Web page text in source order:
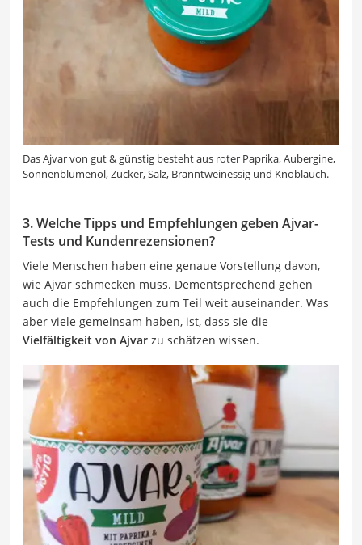
Das Ajvar von gut & günstig besteht aus roter Paprika, Aubergine,
Sonnenblumenöl, Zucker, Salz, Branntweinessig und Knoblauch.
3. Welche Tipps und Empfehlungen geben Ajvar-
Tests und Kundenrezensionen?
Viele Menschen haben eine genaue Vorstellung davon,
wie Ajvar schmecken muss. Dementsprechend gehen
auch die Empfehlungen zum Teil weit auseinander. Was
aber viele gemeinsam haben, ist, dass sie die
Vielfältigkeit von Ajvar zu schätzen wissen.